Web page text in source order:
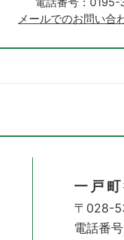
メールでのお問い合
一戸
〒028-
電話番